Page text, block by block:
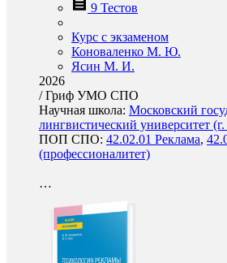
9 Тестов
Курс с экзаменом
Коноваленко М. Ю.
Ясин М. И.
2026
/Гриф УМО СПО
Научная школа: Московский
лингвистический университет
ПОП СПО: 42.02.01 Реклама,
(профессионалитет)
…